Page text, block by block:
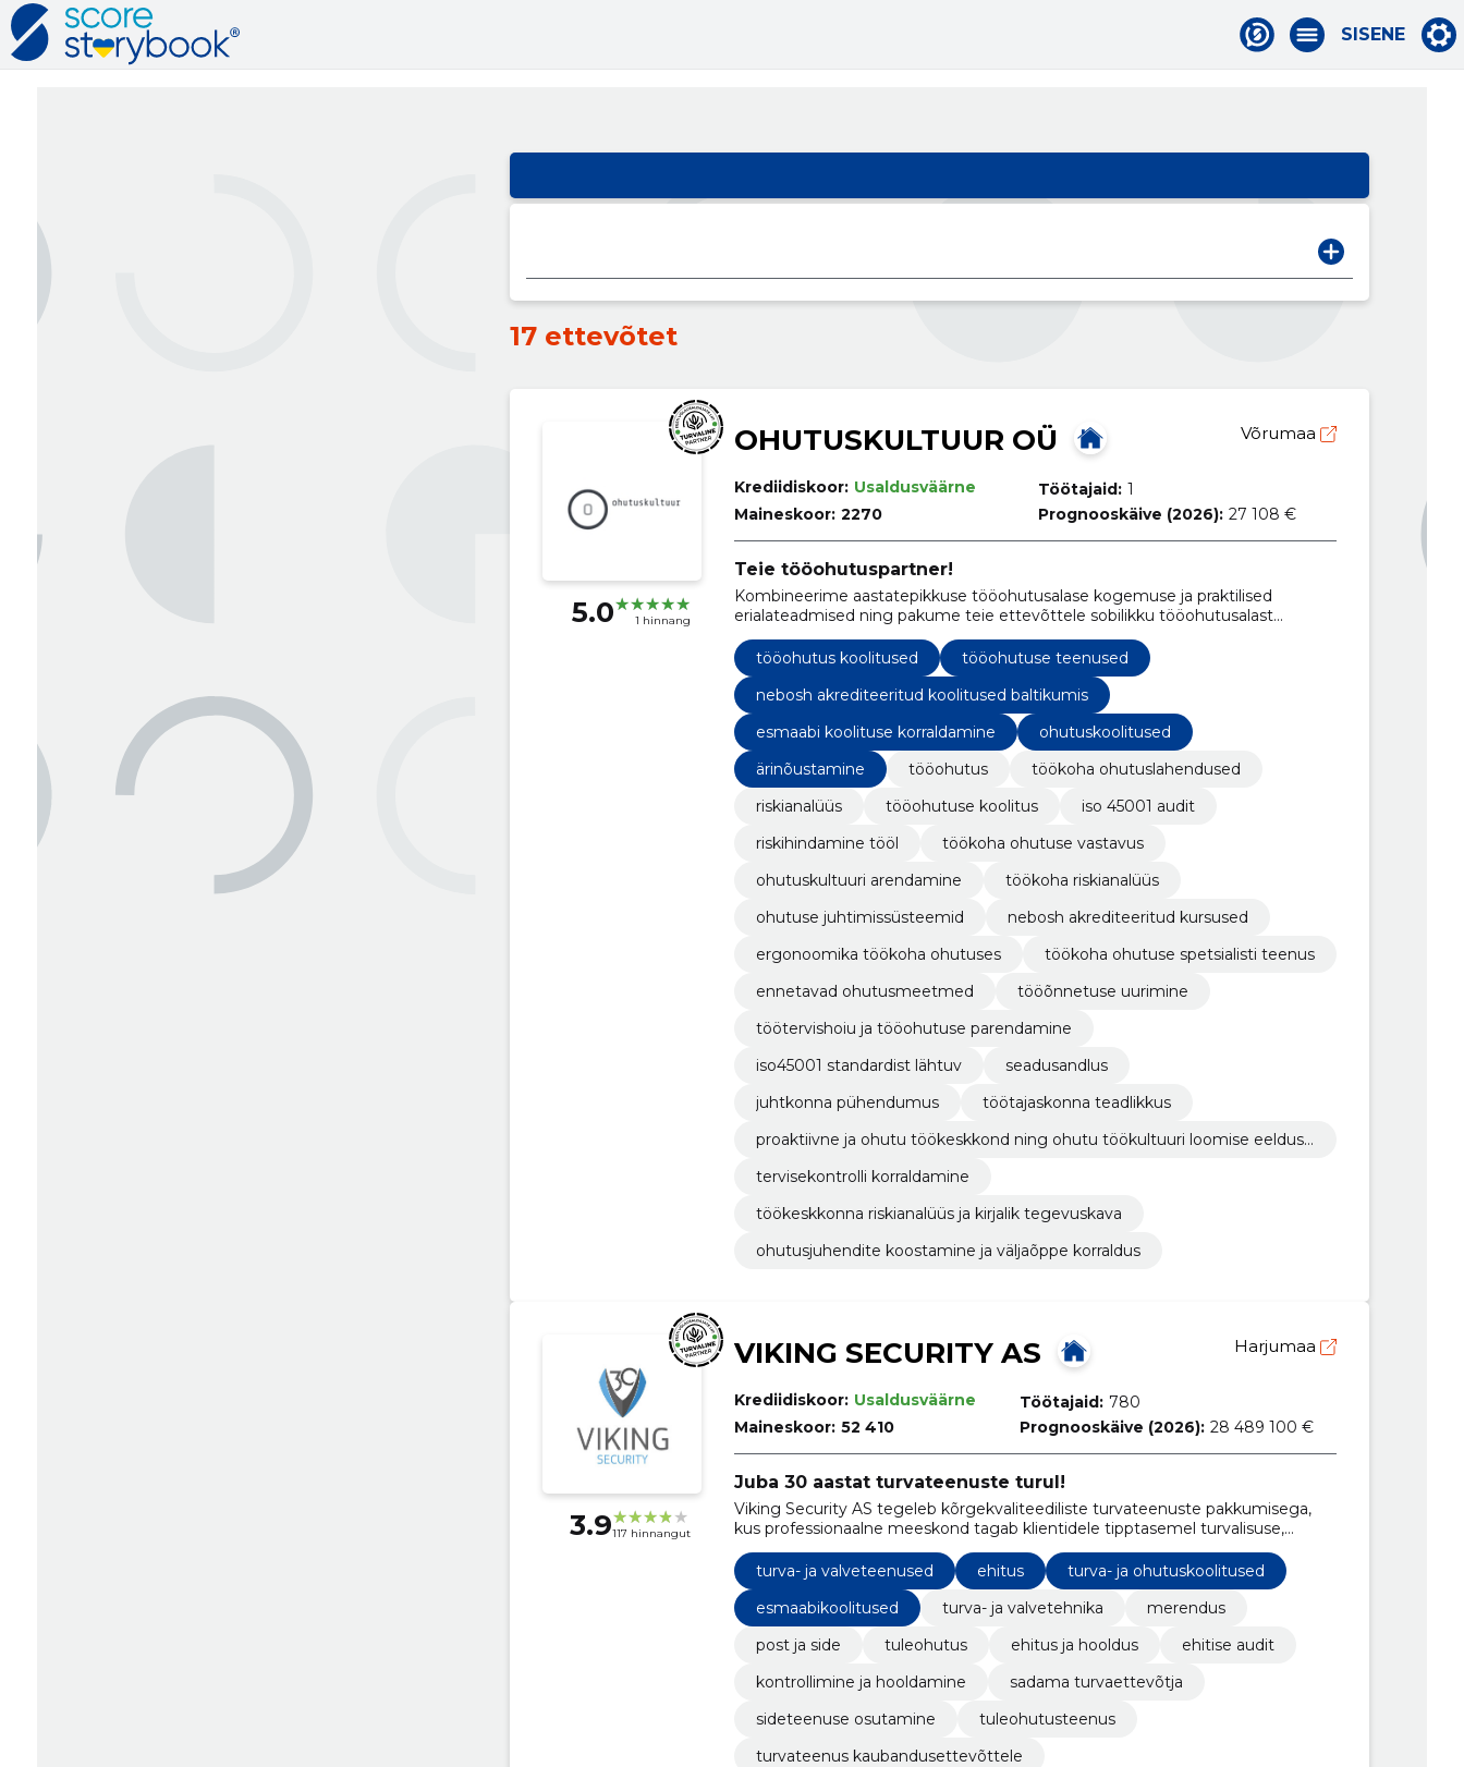
SISENE
17 ettevõtet
5.0 1 hinnang
OHUTUSKULTUUR OÜ Võrumaa
Krediidiskoor: Usaldusväärne
Maineskoor: 2270
Töötajaid: 1
Prognooskäive (2026): 27 108 €
Teie tööohutuspartner!
Kombineerime aastatepikkuse tööohutusalase kogemuse ja praktilised
erialateadmised ning pakume teie ettevõttele sobilikku tööohutusalast
lahendust.
tööohutus koolitused
tööohutuse teenused
nebosh akrediteeritud koolitused baltikumis
esmaabi koolituse korraldamine
ohutuskoolitused
ärinõustamine
tööohutus
töökoha ohutuslahendused
riskianalüüs
tööohutuse koolitus
iso 45001 audit
riskihindamine tööl
töökoha ohutuse vastavus
ohutuskultuuri arendamine
töökoha riskianalüüs
ohutuse juhtimissüsteemid
nebosh akrediteeritud kursused
ergonoomika töökoha ohutuses
töökoha ohutuse spetsialisti teenus
ennetavad ohutusmeetmed
tööõnnetuse uurimine
töötervishoiu ja tööohutuse parendamine
iso45001 standardist lähtuv
seadusandlus
juhtkonna pühendumus
töötajaskonna teadlikkus
proaktiivne ja ohutu töökeskkond ning ohutu töökultuuri loomise eelduse
tervisekontrolli korraldamine
töökeskkonna riskianalüüs ja kirjalik tegevuskava
ohutusjuhendite koostamine ja väljaõppe korraldus
3.9117 hinnangut
VIKING SECURITY AS Harjumaa
Krediidiskoor: Usaldusväärne
Maineskoor: 52 410
Töötajaid: 780
Prognooskäive (2026): 28 489 100 €
Juba 30 aastat turvateenuste turul!
Viking Security AS tegeleb kõrgekvaliteediliste turvateenuste pakkumisega,
kus professionaalne meeskond tagab klientidele tipptasemel turvalisuse,
turva- ja valveteenused
ehitus
turva- ja ohutuskoolitused
esmaabikoolitused
turva- ja valvetehnika
merendus
post ja side
tuleohutus ehitus ja hooldus
ehitise audit
kontrollimine ja hooldamine
sadama turvaettevõtja
sideteenuse osutamine
tuleohutusteenus
turvateenus kaubandusettevõttele